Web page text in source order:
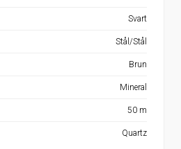
Svart
Stål/Stål
Brun
Mineral
50 m
Quartz